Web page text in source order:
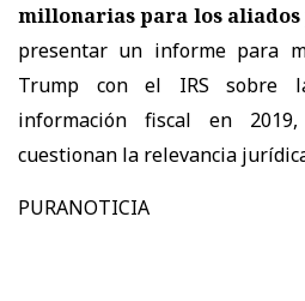
millonarias para los
presentar un informe para
Trump con el IRS sobre
información fiscal en
cuestionan la relevancia
PURANOTICIA